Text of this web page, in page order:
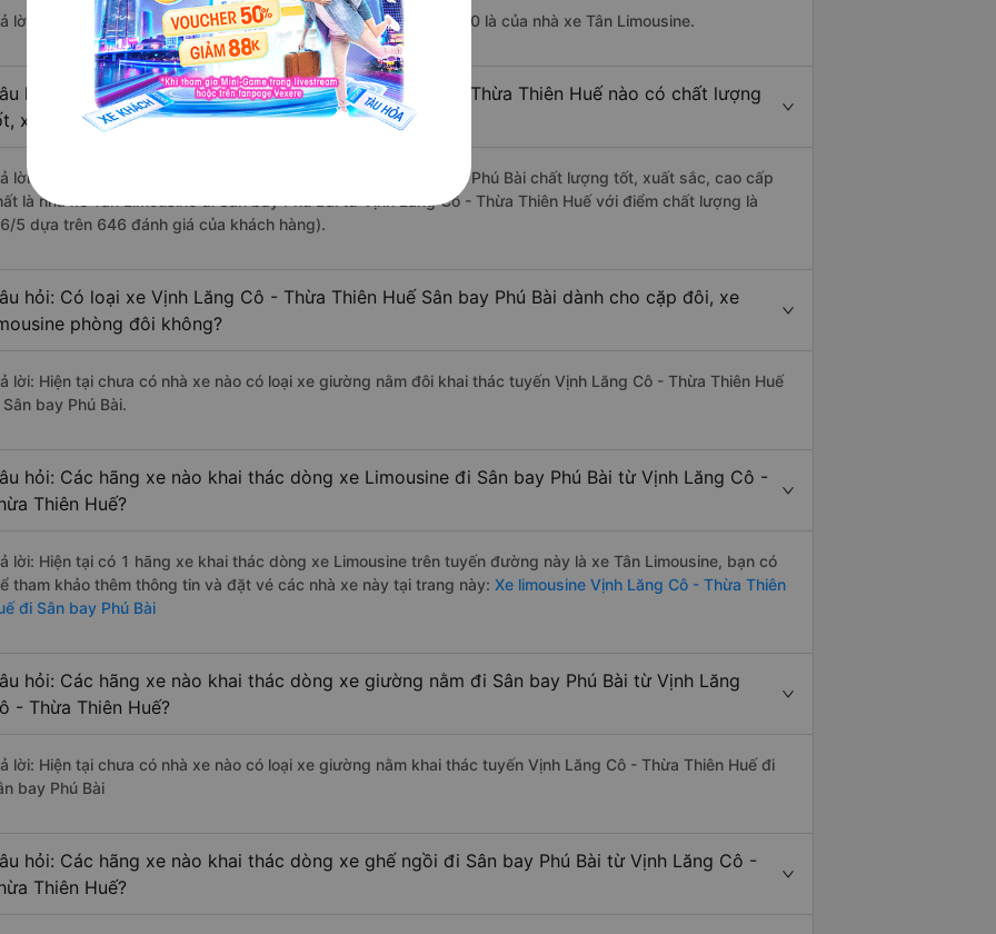
lời: Chuyến xe có giờ xuất phát trễ (muộn) nhất là vào lúc 21:30 là của nhà xe Tân Limousine.
hỏi: Review xe đi Sân bay Phú Bài từ Vịnh Lăng Cô - Thừa Thiên Huế nào có chất lượng
xuất sắc, cao cấp nhất?
lời: Những hãng xe đi Vịnh Lăng Cô - Thừa Thiên Huế Sân bay Phú Bài chất lượng tốt, xuất sắc, cao cấp
là nhà xe Tân Limousine đi Sân bay Phú Bài từ Vịnh Lăng Cô - Thừa Thiên Huế với điểm chất lượng là
5 dựa trên 646 đánh giá của khách hàng).
hỏi: Có loại xe Vịnh Lăng Cô - Thừa Thiên Huế Sân bay Phú Bài dành cho cặp đôi, xe
phòng đôi không?
lời: Hiện tại chưa có nhà xe nào có loại xe giường nằm đôi khai thác tuyến Vịnh Lăng Cô - Thừa Thiên Huế
bay Phú Bài.
hỏi: Các hãng xe nào khai thác dòng xe Limousine đi Sân bay Phú Bài từ Vịnh Lăng Cô -
Thiên Huế?
lời: Hiện tại có 1 hãng xe khai thác dòng xe Limousine trên tuyến đường này là xe Tân Limousine, bạn có
tham khảo thêm thông tin và đặt vé các nhà xe này tại trang này: Xe limousine Vịnh Lăng Cô - Thừa Thiên
đi Sân bay Phú Bài
hỏi: Các hãng xe nào khai thác dòng xe giường nằm đi Sân bay Phú Bài từ Vịnh Lăng
- Thừa Thiên Huế?
lời: Hiện tại chưa có nhà xe nào có loại xe giường nằm khai thác tuyến Vịnh Lăng Cô - Thừa Thiên Huế đi
bay Phú Bài
hỏi: Các hãng xe nào khai thác dòng xe ghế ngồi đi Sân bay Phú Bài từ Vịnh Lăng Cô -
Thiên Huế?